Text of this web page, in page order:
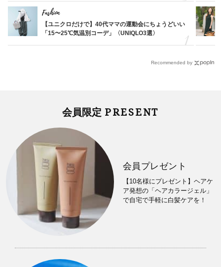
Fashion
【ユニクロだけで】40代ママの運動会にちょうどいい
「15〜25℃気温別コーデ」〈UNIQLO3選〉
Recommended by
会員限定 PRESENT
会員プレゼント
【10名様にプレゼント】ヘアケ
ア発想の「ヘアカラージェル」
で自宅で手軽に白髪ケアを！